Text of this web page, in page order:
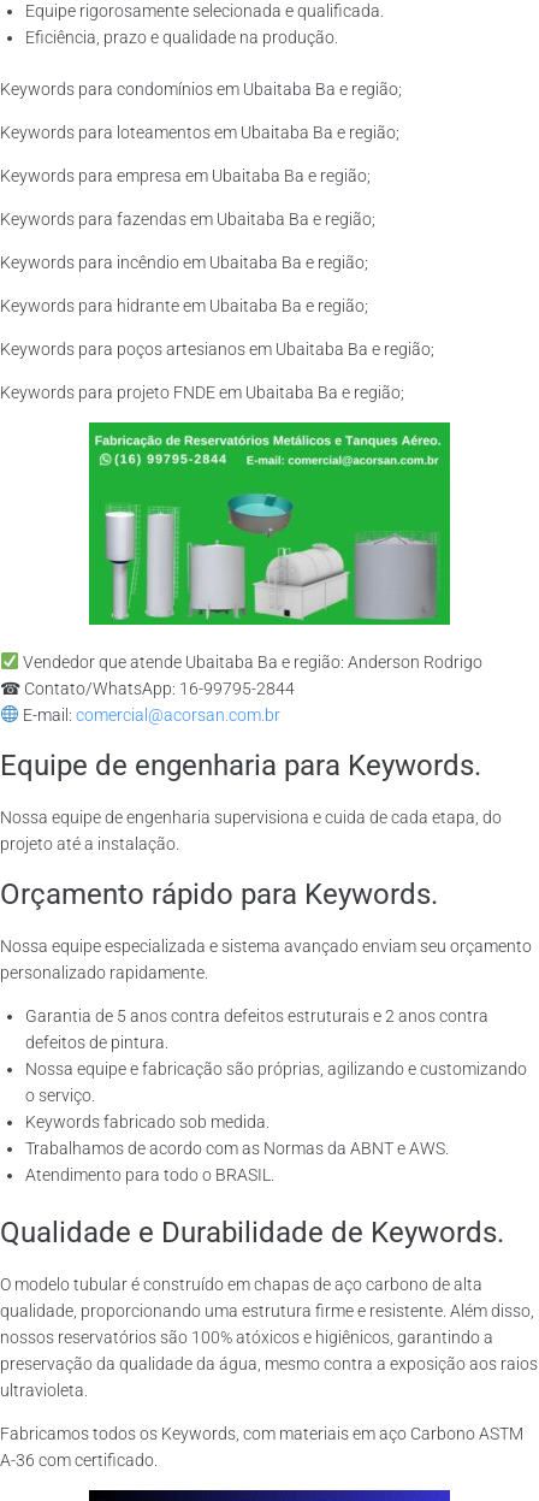
Equipe rigorosamente selecionada e qualificada.
Eficiência, prazo e qualidade na produção.
Keywords para condomínios em Ubaitaba Ba e região;
Keywords para loteamentos em Ubaitaba Ba e região;
Keywords para empresa em Ubaitaba Ba e região;
Keywords para fazendas em Ubaitaba Ba e região;
Keywords para incêndio em Ubaitaba Ba e região;
Keywords para hidrante em Ubaitaba Ba e região;
Keywords para poços artesianos em Ubaitaba Ba e região;
Keywords para projeto FNDE em Ubaitaba Ba e região;
Vendedor que atende Ubaitaba Ba e região: Anderson Rodrigo
☎ Contato/WhatsApp: 16-99795-2844
E-mail: comercial@acorsan.com.br
Equipe de engenharia para Keywords.
Nossa equipe de engenharia supervisiona e cuida de cada etapa, do
projeto até a instalação.
Orçamento rápido para Keywords.
Nossa equipe especializada e sistema avançado enviam seu orçamento
personalizado rapidamente.
Garantia de 5 anos contra defeitos estruturais e 2 anos contra
defeitos de pintura.
Nossa equipe e fabricação são próprias, agilizando e customizando
o serviço.
Keywords fabricado sob medida.
Trabalhamos de acordo com as Normas da ABNT e AWS.
Atendimento para todo o BRASIL.
Qualidade e Durabilidade de Keywords.
O modelo tubular é construído em chapas de aço carbono de alta
qualidade, proporcionando uma estrutura firme e resistente. Além disso,
nossos reservatórios são 100% atóxicos e higiênicos, garantindo a
preservação da qualidade da água, mesmo contra a exposição aos raios
ultravioleta.
Fabricamos todos os Keywords, com materiais em aço Carbono ASTM
A-36 com certificado.